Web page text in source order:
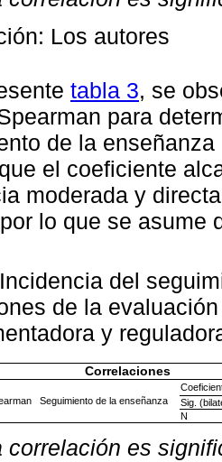
Los autores
tabla 3, se
para
de la
el coeficiente
moderada y
lo que se asume
Incidencia del
de la
y
Correlaciones
Seguimiento de la enseñanza
Sig.
N
correlación es